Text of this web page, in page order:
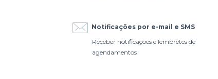
Notificações por e-mail e SMS
Receber notificações e lembretes de
agendamentos